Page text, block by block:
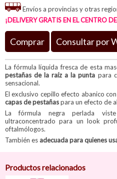
Envíos a provincias y otras
¡DELIVERY GRATIS EN EL CENTRO
Comprar Consultar por
La fórmula líquida fresca de esta
pestañas de la raíz a la punta para
sensacional.
El exclusivo cepillo efecto abanico
capas de pestañaspara un efecto de
La fórmula negra perlada
ultraconcentrado para un look
oftalmólogos.
También es adecuada para quienes
Productos relacionados